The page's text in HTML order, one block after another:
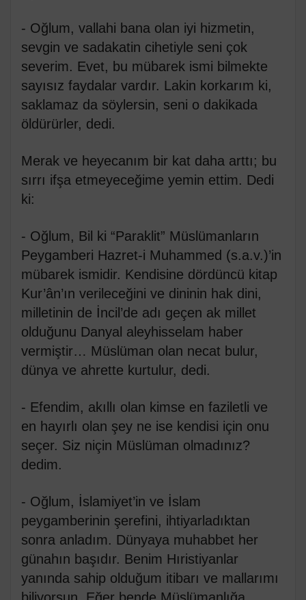
- Oğlum, vallahi bana olan iyi hizmetin,
sevgin ve sadakatin cihetiyle seni çok
severim. Evet, bu mübarek ismi bilmekte
sayısız faydalar vardır. Lakin korkarım ki,
saklamaz da söylersin, seni o dakikada
öldürürler, dedi.
Merak ve heyecanım bir kat daha arttı; bu
sırrı ifşa etmeyeceğime yemin ettim. Dedi
ki:
- Oğlum, Bil ki “Paraklit” Müslümanların
Peygamberi Hazret-i Muhammed (s.a.v.)’in
mübarek ismidir. Kendisine dördüncü kitap
Kur’ân’ın verileceğini ve dininin hak dini,
milletinin de İncil’de adı geçen ak millet
olduğunu Danyal aleyhisselam haber
vermiştir… Müslüman olan necat bulur,
dünya ve ahrette kurtulur, dedi.
- Efendim, akıllı olan kimse en faziletli ve
en hayırlı olan şey ne ise kendisi için onu
seçer. Siz niçin Müslüman olmadınız?
dedim.
- Oğlum, İslamiyet’in ve İslam
peygamberinin şerefini, ihtiyarladıktan
sonra anladım. Dünyaya muhabbet her
günahın başıdır. Benim Hıristiyanlar
yanında sahip olduğum itibarı ve mallarımı